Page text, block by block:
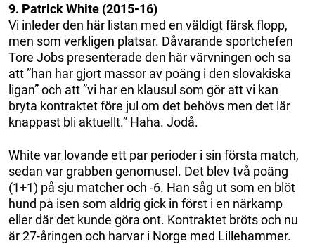
9. Patrick White (2015-16)
Vi inleder den här listan med en väldigt färsk flopp,
men som verkligen platsar. Dåvarande sportchefen
Tore Jobs presenterade den här värvningen och sa
att ”han har gjort massor av poäng i den slovakiska
ligan” och att ”vi har en klausul som gör att vi kan
bryta kontraktet före jul om det behövs men det lär
knappast bli aktuellt.” Haha. Jodå.
White var lovande ett par perioder i sin första match,
sedan var grabben genomusel. Det blev två poäng
(1+1) på sju matcher och -6. Han såg ut som en blöt
hund på isen som aldrig gick in först i en närkamp
eller där det kunde göra ont. Kontraktet bröts och nu
är 27-åringen och harvar i Norge med Lillehammer.